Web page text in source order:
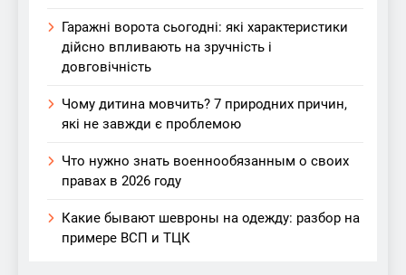
Гаражні ворота сьогодні: які характеристики
дійсно впливають на зручність і
довговічність
Чому дитина мовчить? 7 природних причин,
які не завжди є проблемою
Что нужно знать военнообязанным о своих
правах в 2026 году
Какие бывают шевроны на одежду: разбор на
примере ВСП и ТЦК